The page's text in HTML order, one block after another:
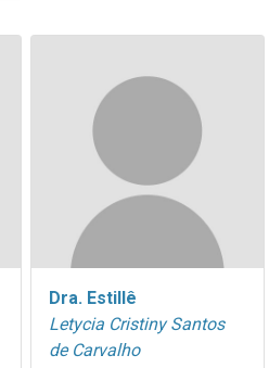
Dra. Estillê
Letycia Cristiny Santos
de Carvalho